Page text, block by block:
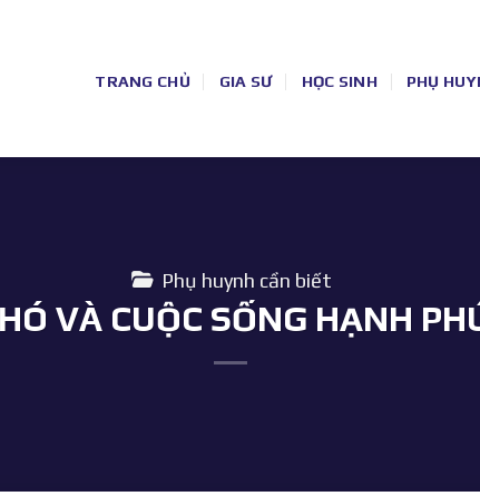
TRANG CHỦ GIA SƯ HỌC SINH PHỤ
Phụ huynh cần biết
VÀ CUỘC SỐNG HẠNH